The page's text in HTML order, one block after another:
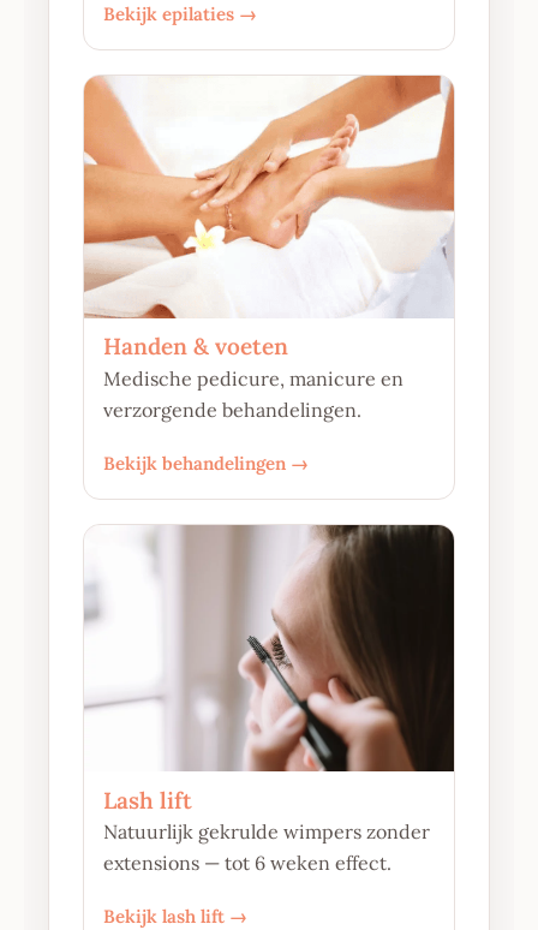
Bekijk epilaties →
Handen & voeten
Medische pedicure, manicure en
verzorgende behandelingen.
Bekijk behandelingen →
Lash lift
Natuurlijk gekrulde wimpers zonder
extensions — tot 6 weken effect.
Bekijk lash lift →